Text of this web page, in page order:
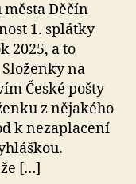
Děčín
1. splátky
2025, a to
na
České pošty
z nějakého
k nezaplacení
[…]